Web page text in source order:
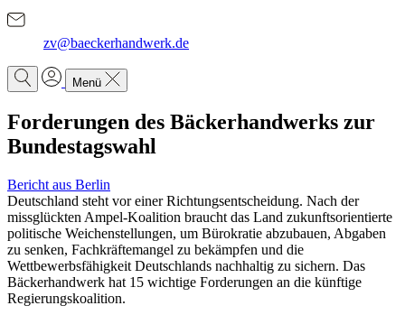
zv@baeckerhandwerk.de
Menü
Forderungen des Bäckerhandwerks zur
Bundestagswahl
Bericht aus Berlin
Deutschland steht vor einer Richtungsentscheidung. Nach der
missglückten Ampel-Koalition braucht das Land zukunftsorientierte
politische Weichenstellungen, um Bürokratie abzubauen, Abgaben
zu senken, Fachkräftemangel zu bekämpfen und die
Wettbewerbsfähigkeit Deutschlands nachhaltig zu sichern. Das
Bäckerhandwerk hat 15 wichtige Forderungen an die künftige
Regierungskoalition.